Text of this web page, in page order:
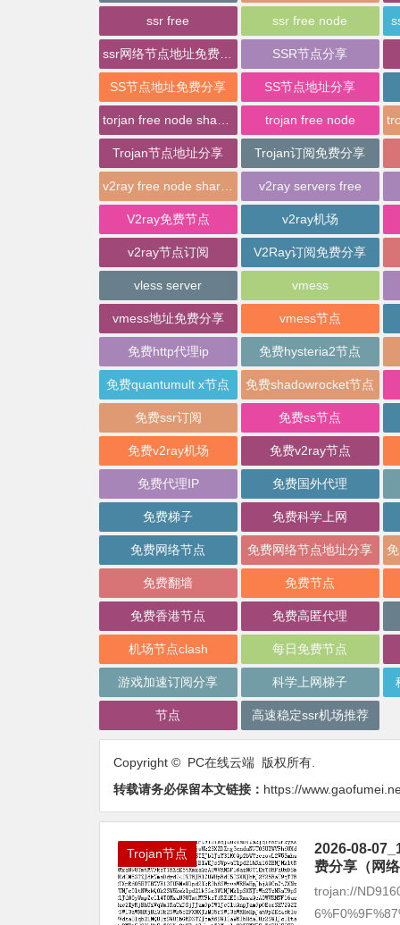
ssr free ssr free node
SSR节点分享
SS节点地址免费分享 SS节点地址分享
trojan free node
Trojan节点地址分享 Trojan订阅免费分享
v2ray servers free
V2ray免费节点 v2ray机场
v2ray节点订阅 V2Ray订阅免费分享
vless server vmess
vmess地址免费分享 vmess节点
免费http代理ip 免费hysteria2节点
免费quantumult x节点 免费shadowrocket节点
免费ssr订阅 免费ss节点
免费v2ray机场 免费v2ray节点
免费代理IP 免费国外代理
免费梯子 免费科学上网
免费网络节点 免费网络节点地址分享
免费翻墙 免费节点
免费香港节点 免费高匿代理
机场节点clash 每日免费节点
游戏加速订阅分享 科学上网梯子
节点 高速稳定ssr机场推荐
Copyright © PC在线云端 版权所有.
转载请务必保留本文链接： https://
Trojan节点
2026-08-
费分享（网
trojan://